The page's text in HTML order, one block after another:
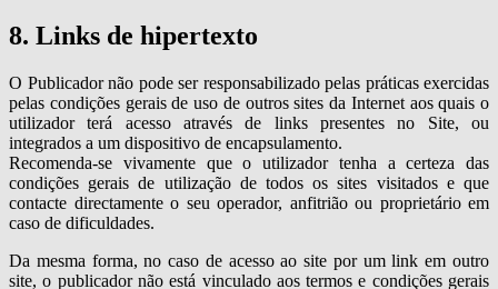
8. Links de hipertexto
O Publicador não pode ser responsabilizado pelas práticas exercidas
pelas condições gerais de uso de outros sites da Internet aos quais o
utilizador terá acesso através de links presentes no Site, ou
integrados a um dispositivo de encapsulamento.
Recomenda-se vivamente que o utilizador tenha a certeza das
condições gerais de utilização de todos os sites visitados e que
contacte directamente o seu operador, anfitrião ou proprietário em
caso de dificuldades.
Da mesma forma, no caso de acesso ao site por um link em outro
site, o publicador não está vinculado aos termos e condições gerais